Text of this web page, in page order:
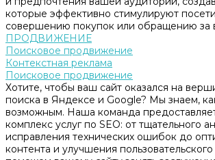
которые эффективно стимулируют
совершению покупок или обращению за
ПРОДВИЖЕНИЕ
Поисковое продвижение
Контекстная реклама
Поисковое продвижение
Хотите, чтобы ваш сайт оказался на
поиска в Яндексе и Google? Мы знаем,
возможным. Наша команда
комплекс услуг по SEO: от тщательного
исправления технических ошибок до
контента и улучшения